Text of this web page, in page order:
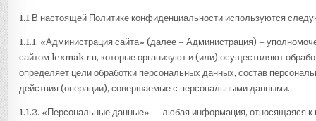
1.1 В настоящей Политике конфиденциальности используются
1.1.1. «Администрация сайта» (далее – Администрация) –
сайтом lexmak.ru, которые организуют и (или) осуществляют
определяет цели обработки персональных данных, состав
действия (операции), совершаемые с персональными данными.
1.1.2. «Персональные данные» — любая информация, относящаяся к